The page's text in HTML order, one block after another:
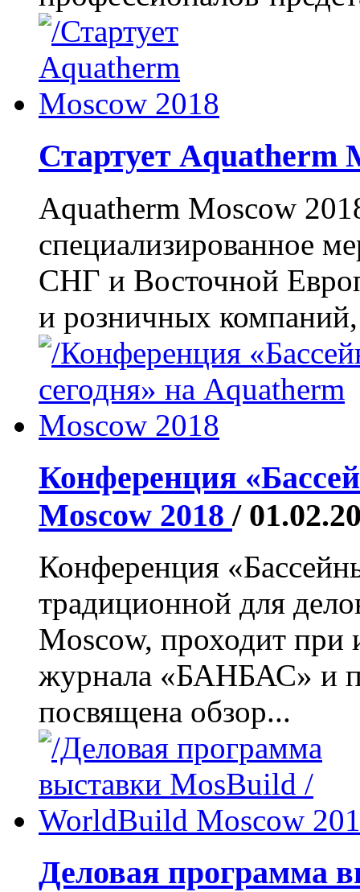
Стартует Aquatherm
Aquatherm Moscow
специализированное
СНГ и Восточной
и розничных
Конференция
Moscow 2018 /
Конференция
традиционной для
Moscow, проходит
журнала «БАНБАС» и
посвящена обзор...
Деловая программа